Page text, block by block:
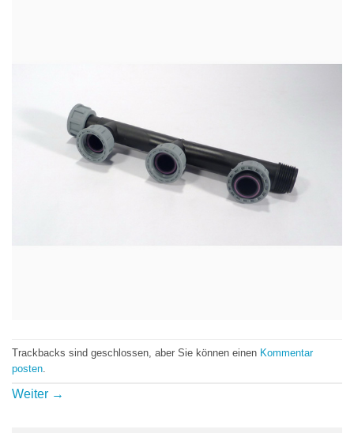
Trackbacks sind geschlossen, aber Sie können einen Kommentar
posten
Weiter →